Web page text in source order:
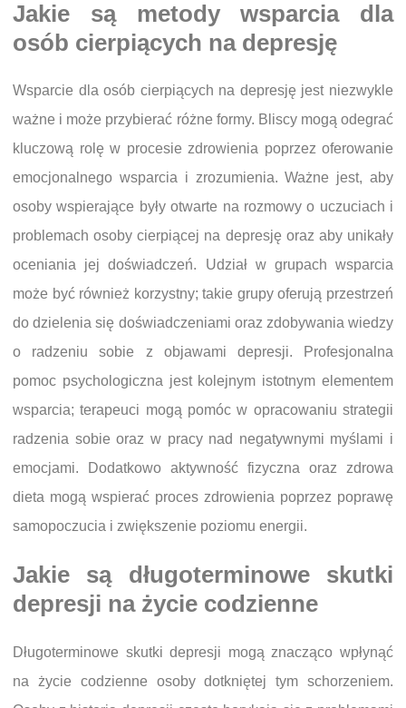
Jakie są metody wsparcia dla
osób cierpiących na depresję
Wsparcie dla osób cierpiących na depresję jest niezwykle
ważne i może przybierać różne formy. Bliscy mogą odegrać
kluczową rolę w procesie zdrowienia poprzez oferowanie
emocjonalnego wsparcia i zrozumienia. Ważne jest, aby
osoby wspierające były otwarte na rozmowy o uczuciach i
problemach osoby cierpiącej na depresję oraz aby unikały
oceniania jej doświadczeń. Udział w grupach wsparcia
może być również korzystny; takie grupy oferują przestrzeń
do dzielenia się doświadczeniami oraz zdobywania wiedzy
o radzeniu sobie z objawami depresji. Profesjonalna
pomoc psychologiczna jest kolejnym istotnym elementem
wsparcia; terapeuci mogą pomóc w opracowaniu strategii
radzenia sobie oraz w pracy nad negatywnymi myślami i
emocjami. Dodatkowo aktywność fizyczna oraz zdrowa
dieta mogą wspierać proces zdrowienia poprzez poprawę
samopoczucia i zwiększenie poziomu energii.
Jakie są długoterminowe skutki
depresji na życie codzienne
Długoterminowe skutki depresji mogą znacząco wpłynąć
na życie codzienne osoby dotkniętej tym schorzeniem.